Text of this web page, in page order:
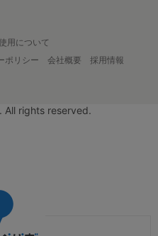
用について
ポリシー 会社概要
採用情報
All rights reserved.